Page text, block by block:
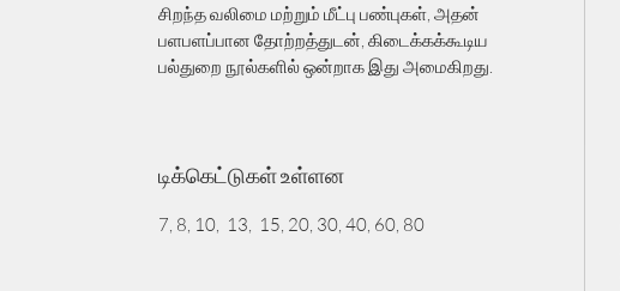
சிறந்த வலிமை மற்றும் மீட்பு பண்புகள், அதன்
பளபளப்பான தோற்றத்துடன், கிடைக்கக்கூடிய
பல்துறை நூல்களில் ஒன்றாக இது அமைகிறது.
டிக்கெட்டுகள் உள்ளன
7, 8, 10, 13, 15, 20, 30, 40, 60, 80